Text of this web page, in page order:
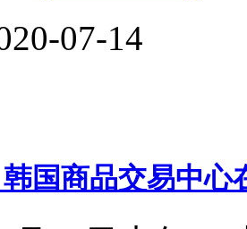
07-14
韩国商品交易中